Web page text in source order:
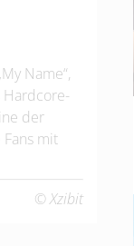
Name“,
Hardcore-
der
mit
© Xzibit